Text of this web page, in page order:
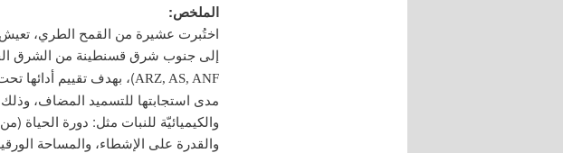
الملخص:
اختُبرت عشيرة من القمح الطري، تعيش
إلى جنوب شرق قسنطينة من الشرق
ARZ, AS, ANF)، بهدف تقييم أدائها
مدى استجابتها للتسميد المضاف،
والقدرة على الإشطاء، والمساحة